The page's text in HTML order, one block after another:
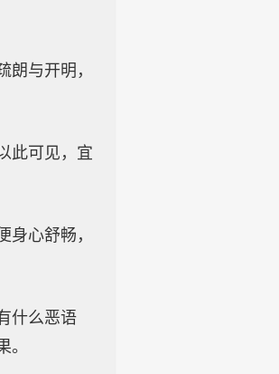
与开明，
此可见，宜
心舒畅，
什么恶语